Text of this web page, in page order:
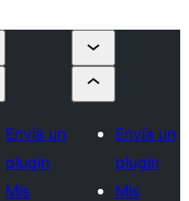
Envía un
plugin
Mis
Envía un
plugin
Mis